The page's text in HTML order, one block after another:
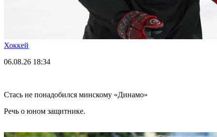
Хоккей
06.08.26 18:34
Стась не понадобился минскому «Динамо»
Речь о юном защитнике.